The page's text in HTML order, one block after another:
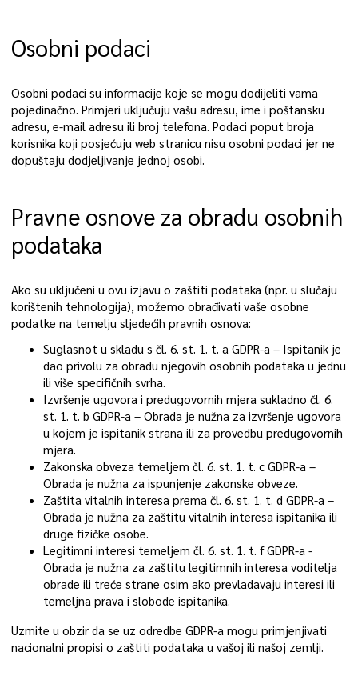
Osobni podaci
Osobni podaci su informacije koje se mogu dodijeliti vama
pojedinačno. Primjeri uključuju vašu adresu, ime i poštansku
adresu, e-mail adresu ili broj telefona. Podaci poput broja
korisnika koji posjećuju web stranicu nisu osobni podaci jer ne
dopuštaju dodjeljivanje jednoj osobi.
Pravne osnove za obradu osobnih
podataka
Ako su uključeni u ovu izjavu o zaštiti podataka (npr. u slučaju
korištenih tehnologija), možemo obrađivati vaše osobne
podatke na temelju sljedećih pravnih osnova:
Suglasnot u skladu s čl. 6. st. 1. t. a GDPR-a – Ispitanik je
dao privolu za obradu njegovih osobnih podataka u jednu
ili više specifičnih svrha.
Izvršenje ugovora i predugovornih mjera sukladno čl. 6.
st. 1. t. b GDPR-a – Obrada je nužna za izvršenje ugovora
u kojem je ispitanik strana ili za provedbu predugovornih
mjera.
Zakonska obveza temeljem čl. 6. st. 1. t. c GDPR-a –
Obrada je nužna za ispunjenje zakonske obveze.
Zaštita vitalnih interesa prema čl. 6. st. 1. t. d GDPR-a –
Obrada je nužna za zaštitu vitalnih interesa ispitanika ili
druge fizičke osobe.
Legitimni interesi temeljem čl. 6. st. 1. t. f GDPR-a -
Obrada je nužna za zaštitu legitimnih interesa voditelja
obrade ili treće strane osim ako prevladavaju interesi ili
temeljna prava i slobode ispitanika.
Uzmite u obzir da se uz odredbe GDPR-a mogu primjenjivati
nacionalni propisi o zaštiti podataka u vašoj ili našoj zemlji.